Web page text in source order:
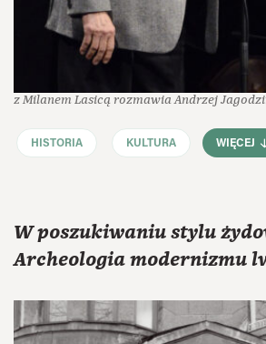
z Milanem Lasicą rozmawia Andrzej
HISTORIA KULTURA WIĘCEJ
W poszukiwaniu stylu
Archeologia modernizmu